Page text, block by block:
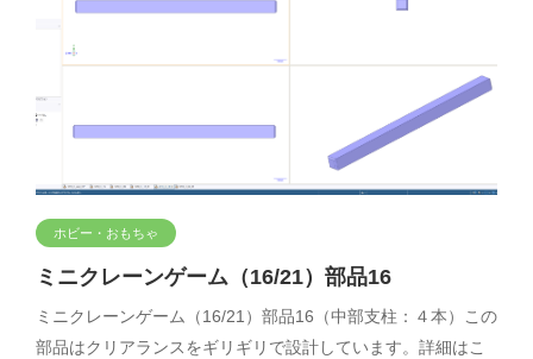
ホビー・おもちゃ
ミニクレーンゲーム（16/21）部品16
ミニクレーンゲーム（16/21）部品16（中部支柱：４本）この
部品はクリアランスをギリギリで設計しています。詳細はこ